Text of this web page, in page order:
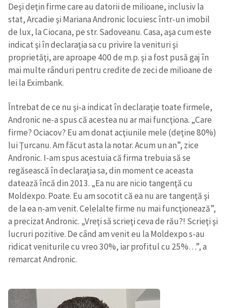
Deşi deţin firme care au datorii de milioane, inclusiv la
stat, Arcadie şi Mariana Andronic locuiesc într-un imobil
de lux, la Ciocana, pe str. Sadoveanu. Casa, aşa cum este
indicat şi în declaraţia sa cu privire la venituri şi
proprietăţi, are aproape 400 de m.p. şi a fost pusă gaj în
mai multe rânduri pentru credite de zeci de milioane de
lei la Eximbank.
Întrebat de ce nu şi-a indicat în declaraţie toate firmele,
Andronic ne-a spus că acestea nu ar mai funcţiona. „Care
firme? Ociacov? Eu am donat acţiunile mele (deţine 80%)
lui Ţurcanu. Am făcut asta la notar. Acum un an”, zice
Andronic. I-am spus acestuia că firma trebuia să se
regăsească în declaraţia sa, din moment ce aceasta
datează încă din 2013. „Ea nu are nicio tangenţă cu
Moldexpo. Poate. Eu am socotit că ea nu are tangenţă şi
de la ea n-am venit. Celelalte firme nu mai funcţionează”,
a precizat Andronic. „Vreţi să scrieţi ceva de rău?! Scrieţi şi
lucruri pozitive. De când am venit eu la Moldexpo s-au
ridicat veniturile cu vreo 30%, iar profitul cu 25%…”, a
remarcat Andronic.
ȘTIREA MEA
Titlu știre+ Adaugă titlu
Fotografie
+ Încarcă imagine
Link media+ Link media
Mesajul știrei
+ Mesajul știrei